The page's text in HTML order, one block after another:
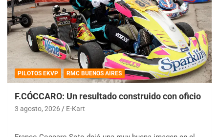
PILOTOS EKVP RMC BUENOS AIRES
F.CÓCCARO: Un resultado construido con oficio
3 agosto, 2026 E-Kart